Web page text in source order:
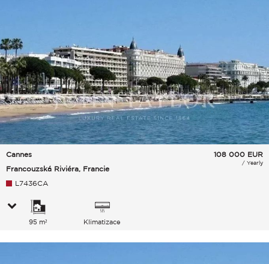
Cannes
Francouzská Riviéra, Francie
108 000 EUR
/ Yearly
L7436CA
95 m² Klimatizace